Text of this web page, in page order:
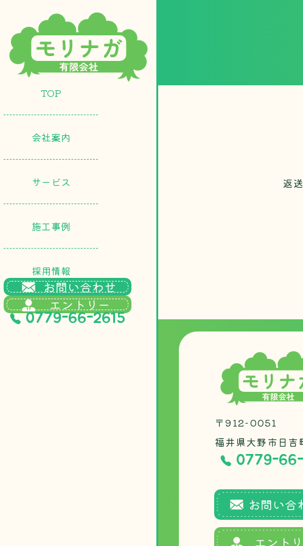
TOP
会社案内
サービス
施工事例
採用情報
お問い合わせ
エントリー
0779-66-2615
返
〒912-0051
福井県大野市日
0779-
お問い合
エント